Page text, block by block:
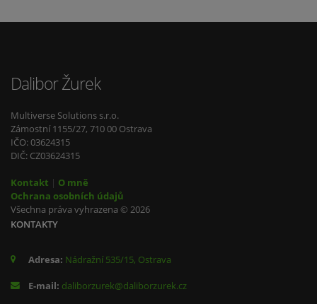
Dalibor Žurek
Multiverse Solutions s.r.o.
Zámostní 1155/27, 710 00 Ostrava
IČO: 03624315
DIČ: CZ03624315
Kontakt | O mně
Ochrana osobních údajů
Všechna práva vyhrazena © 2026
KONTAKTY
Adresa: Nádražní 535/15, Ostrava
E-mail: daliborzurek@daliborzurek.cz